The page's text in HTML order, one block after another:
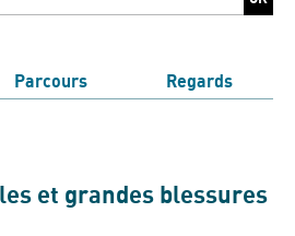
Parcours Regards
et grandes blessures